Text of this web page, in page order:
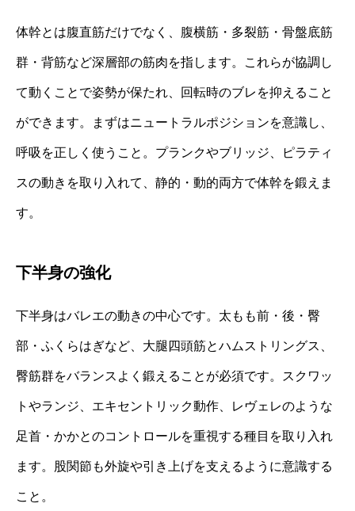
体幹とは腹直筋だけでなく、腹横筋・多裂筋・骨盤底筋
群・背筋など深層部の筋肉を指します。これらが協調し
て動くことで姿勢が保たれ、回転時のブレを抑えること
ができます。まずはニュートラルポジションを意識し、
呼吸を正しく使うこと。プランクやブリッジ、ピラティ
スの動きを取り入れて、静的・動的両方で体幹を鍛えま
す。
下半身の強化
下半身はバレエの動きの中心です。太もも前・後・臀
部・ふくらはぎなど、大腿四頭筋とハムストリングス、
臀筋群をバランスよく鍛えることが必須です。スクワッ
トやランジ、エキセントリック動作、レヴェレのような
足首・かかとのコントロールを重視する種目を取り入れ
ます。股関節も外旋や引き上げを支えるように意識する
こと。